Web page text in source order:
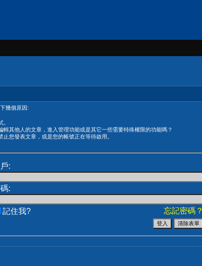
幾個原因:
其他人的文章，進入管理功能或是其它一些需要特殊權限的功能嗎？
您發表文章，或是您的帳號正在等待啟用。
:
:
忘記密碼？
記住我?